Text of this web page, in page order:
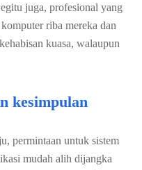
juga, profesional yang
riba mereka dan
kuasa, walaupun
kesimpulan
permintaan untuk sistem
mudah alih dijangka